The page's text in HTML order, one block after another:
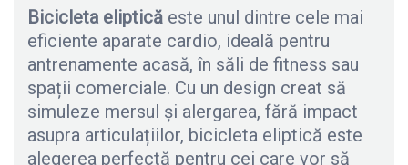
Bicicleta eliptică este unul dintre cele mai
eficiente aparate cardio, ideală pentru
antrenamente acasă, în săli de fitness sau
spații comerciale. Cu un design creat să
simuleze mersul și alergarea, fără impact
asupra articulațiilor, bicicleta eliptică este
alegerea perfectă pentru cei care vor să